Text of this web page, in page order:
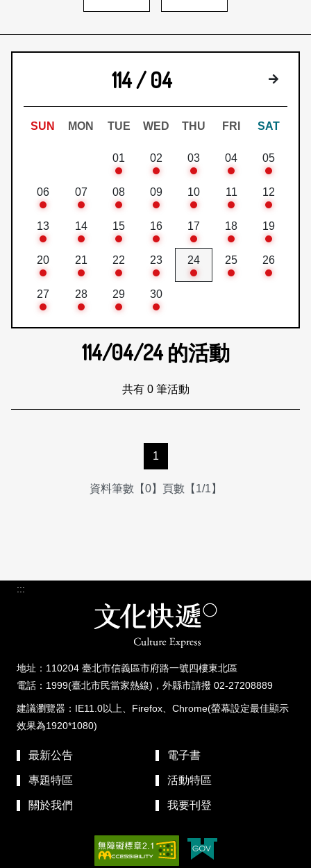
114 / 04 下個月
SUN MON TUE WED THU FRI SAT
01 02 03 04 05
06 07 08 09 10 11 12
13 14 15 16 17 18 19
20 21 22 23 24 25 26
27 28 29 30
114/04/24的活動
共有 0 筆活動
1
資料筆數【0】頁數【1/1】
:::
地址：110204 臺北市信義區市府路一號四樓東北區
電話：1999(臺北市民當家熱線)，外縣市請撥 02-27208889
建議瀏覽器：IE11.0以上、Firefox、Chrome(螢幕設定最佳顯示
效果為1920*1080)
最新公告 電子書
專題特區 活動特區
關於我們 我要刊登